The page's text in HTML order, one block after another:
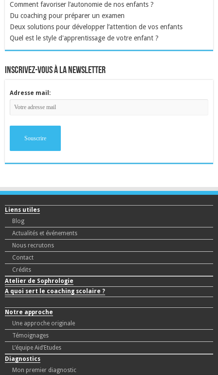
Comment favoriser l’autonomie de nos enfants ?
Du coaching pour préparer un examen
Deux solutions pour développer l’attention de vos enfants
Quel est le style d'apprentissage de votre enfant ?
inscrivez-vous à la newsletter
Adresse mail:
Liens utiles
Blog
Actualités et événements
Nous recrutons
Contact
Crédits
Atelier de Sophrologie
A quoi sert le coaching scolaire ?
Notre approche
Une approche originale
Témoignages
L’équipe Aid’Etudes
Diagnostics
Mon premier diagnostic